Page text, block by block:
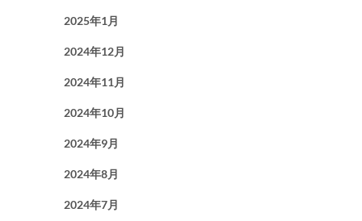
2025年1月
2024年12月
2024年11月
2024年10月
2024年9月
2024年8月
2024年7月